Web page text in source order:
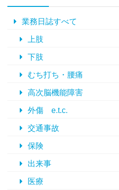
業務日誌すべて
上肢
下肢
むち打ち・腰痛
高次脳機能障害
外傷 e.t.c.
交通事故
保険
出来事
医療